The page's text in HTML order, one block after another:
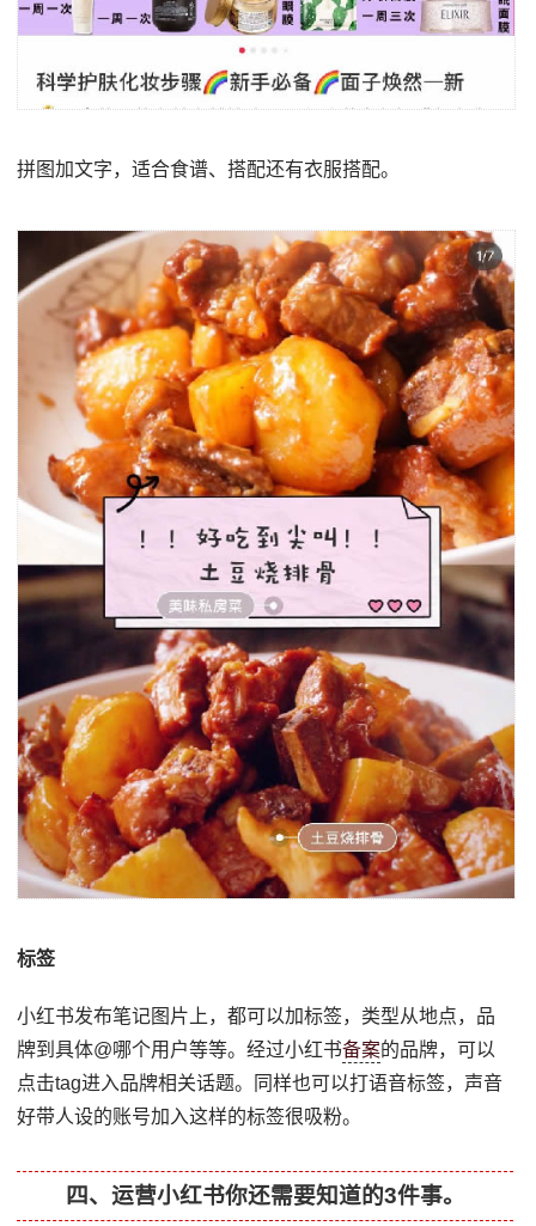
拼图加文字，适合食谱、搭配还有衣服搭配。
标签
小红书发布笔记图片上，都可以加标签，类型从地点，品
牌到具体@哪个用户等等。经过小红书备案的品牌，可以
点击tag进入品牌相关话题。同样也可以打语音标签，声音
好带人设的账号加入这样的标签很吸粉。
四、运营小红书你还需要知道的3件事。